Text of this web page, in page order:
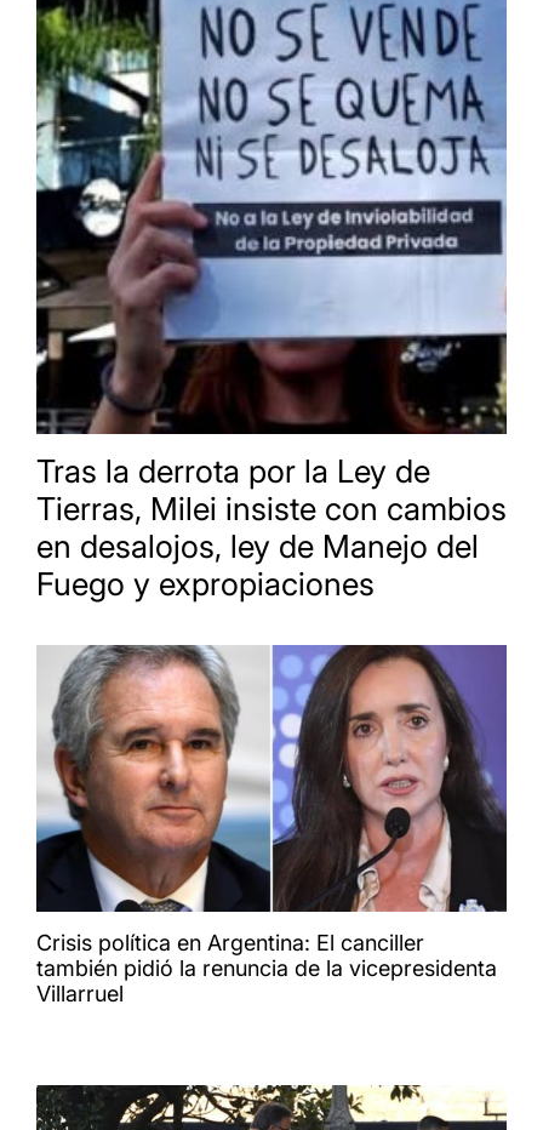
Tras la derrota por la Ley de
Tierras, Milei insiste con cambios
en desalojos, ley de Manejo del
Fuego y expropiaciones
Crisis política en Argentina: El canciller
también pidió la renuncia de la vicepresidenta
Villarruel